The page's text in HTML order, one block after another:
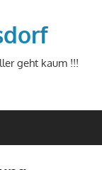
geht kaum !!!